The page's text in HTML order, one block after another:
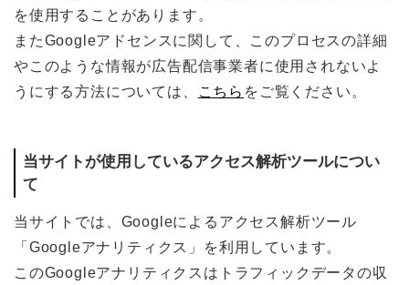
を使用することがあります。
またGoogleアドセンスに関して、このプロセスの詳細
やこのような情報が広告配信事業者に使用されないよ
うにする方法については、
こちら をご覧ください。
当サイトが使用しているアクセス解析ツールについ
て
当サイトでは、Googleによるアクセス解析ツール
「Googleアナリティクス」を利用しています。
このGoogleアナリティクスはトラフィックデータの収